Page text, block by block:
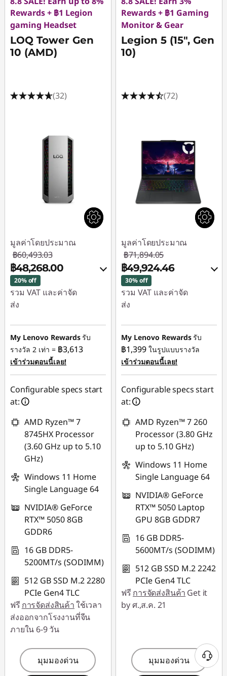
Rewards + ฿1 Legion
gaming Headset
LOQ Tower Gen
10 (AMD)
(32)
มูลค่าโดยประมาณ
฿60,493.03
฿48,268.00
20% off
รวม VAT และค่าจัด
ส่ง
ประหยัดทันที :-
฿12,225.03
ใช้ eCoupon :
88SALETH
My Lenovo Rewardsรับ
รางวัล 2 เท่า = ฿3,613
เข้าร่วมตอนนี้เลย!
Configurable specs start
at:
AMD Ryzen™ 7
8745HX Processor
(3.60 GHz up to 5.10
GHz)
Windows 11 Home
Single Language 64
NVIDIA® GeForce
RTX™ 5050 8GB
GDDR6
16 GB DDR5-
5200MT/s (SODIMM)
512 GB SSD M.2 2280
PCIe Gen4 TLC
ฟรี การจัดส่งสินค้าใช้เวลา
ส่งออกจากโรงงานที่จีน
ภายใน 6-9 วัน
มุมมองด่วน
Rewards + ฿1 Gaming
Monitor & Gear
Legion 5 (15", Gen
10)
(72)
มูลค่าโดยประมาณ
฿71,894.05
฿49,924.46
30% off
รวม VAT และค่าจัด
ส่ง
ประหยัดทันที :-
฿21,969.59
ใช้ eCoupon :
88SALETH
My Lenovo Rewardsรับ
฿1,399 ในรูปแบบรางวัล
เข้าร่วมตอนนี้เลย!
Configurable specs start
at:
AMD Ryzen™ 7 260
Processor (3.80 GHz
up to 5.10 GHz)
Windows 11 Home
Single Language 64
NVIDIA® GeForce
RTX™ 5050 Laptop
GPU 8GB GDDR7
16 GB DDR5-
5600MT/s (SODIMM)
512 GB SSD M.2 2242
PCIe Gen4 TLC
ฟรี การจัดส่งสินค้า Get it
by ศ.,ส.ค. 21
มุมมองด่วน